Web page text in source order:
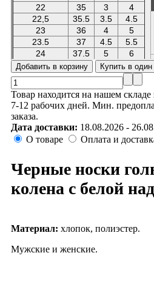
Товар находится на нашем складе
7-12 рабочих дней. Мин.
заказа.
Дата доставки: 18.08.2026 -
О товаре
Оплата и
Черные носки
колена с белой
Материал: хлопок, полиэстер.
Мужские и женские.